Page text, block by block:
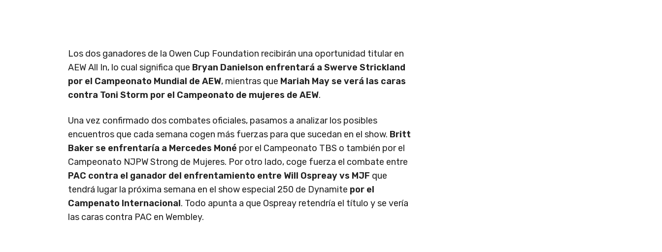
Los dos ganadores de la Owen Cup Foundation recibirán una oportunidad titular en
AEW All In, lo cual significa que Bryan Danielson enfrentará a Swerve Strickland
por el Campeonato Mundial de AEW, mientras que Mariah May se verá las caras
contra Toni Storm por el Campeonato de mujeres de AEW.
Una vez confirmado dos combates oficiales, pasamos a analizar los posibles
encuentros que cada semana cogen más fuerzas para que sucedan en el show. Britt
Baker se enfrentaría a Mercedes Moné por el Campeonato TBS o también por el
Campeonato NJPW Strong de Mujeres. Por otro lado, coge fuerza el combate entre
PAC contra el ganador del enfrentamiento entre Will Ospreay vs MJF que
tendrá lugar la próxima semana en el show especial 250 de Dynamite por el
Campenato Internacional. Todo apunta a que Ospreay retendría el título y se vería
las caras contra PAC en Wembley.